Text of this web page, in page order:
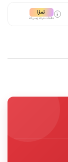
i تمارا
دفعات مرنة وسهلة